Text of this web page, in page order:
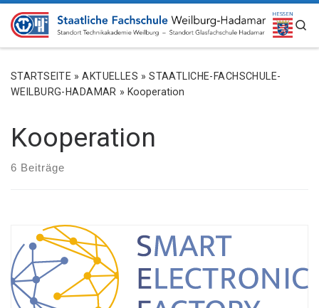
ZUM INHALT SPRINGEN
STARTSEITE » AKTUELLES » STAATLICHE-FACHSCHULE-
WEILBURG-HADAMAR » Kooperation
Kooperation
6 Beiträge